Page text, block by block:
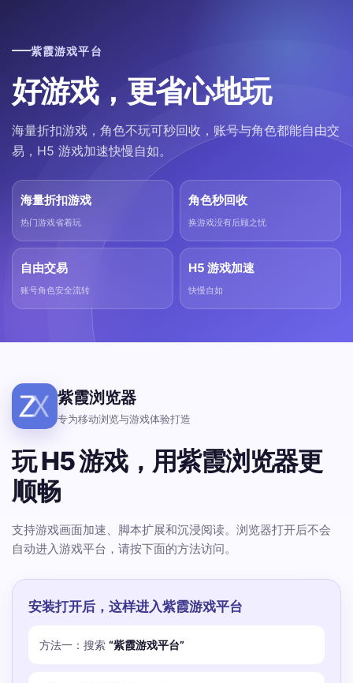
紫霞游戏平台
好游戏，更省心地玩
海量折扣游戏，角色不玩可秒回收，账号与角色都能自由交
易，H5 游戏加速快慢自如。
海量折扣游戏
热门游戏省着玩
角色秒回收
换游戏没有后顾之忧
自由交易
账号角色安全流转
H5 游戏加速
快慢自如
紫霞浏览器
专为移动浏览与游戏体验打造
玩 H5 游戏，用紫霞浏览器更
顺畅
支持游戏画面加速、脚本扩展和沉浸阅读。浏览器打开后不会
自动进入游戏平台，请按下面的方法访问。
安装打开后，这样进入紫霞游戏平台
方法一：搜索 “紫霞游戏平台”